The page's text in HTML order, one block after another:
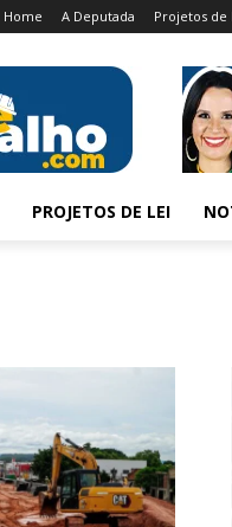
Home A Deputada Projetos de
PROJETOS DE LEI